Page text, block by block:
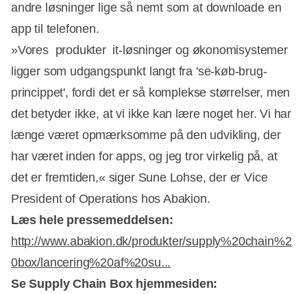
andre løsninger lige så nemt som at downloade en
app til telefonen.
»Vores produkter  it-løsninger og økonomisystemer 
ligger som udgangspunkt langt fra 'se-køb-brug-
princippet', fordi det er så komplekse størrelser, men
det betyder ikke, at vi ikke kan lære noget her. Vi har
længe været opmærksomme på den udvikling, der
har været inden for apps, og jeg tror virkelig på, at
det er fremtiden,« siger Sune Lohse, der er Vice
President of Operations hos Abakion.
Læs hele pressemeddelsen:
http://www.abakion.dk/produkter/supply%20chain%2
0box/lancering%20af%20su...
Se Supply Chain Box hjemmesiden: